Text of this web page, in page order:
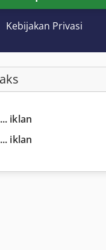
Kebijakan Privasi
iklan
iklan